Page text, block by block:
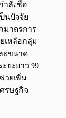
ำลังซื้อ
นปัจจัย
มาตรการ
เหลือกลุ่ม
ะขนาด
ยะยาว 99
วยเพิ่ม
รษฐกิจ